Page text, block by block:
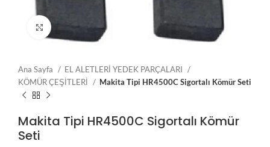
Click to enlarge
Ana Sayfa
EL ALETLERİ YEDEK PARÇALARI
KÖMÜR ÇEŞİTLERİ
Makita Tipi HR4500C Sigortalı Kömür Seti
Makita Tipi HR4500C Sigortalı Kömür
Seti